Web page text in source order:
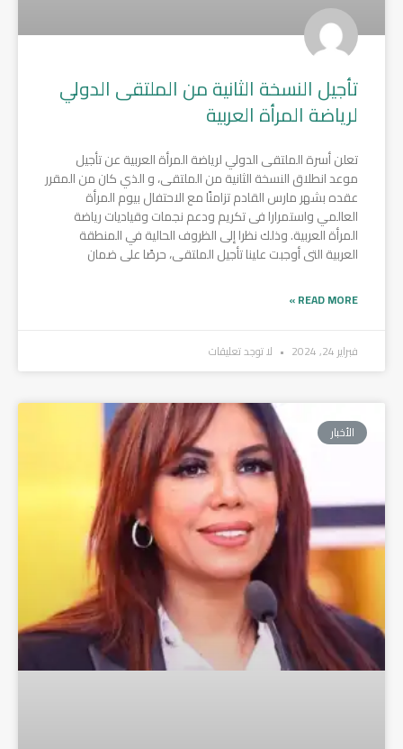
تأجيل النسخة الثانية من الملتقى الدولي
لرياضة المرأة العربية
تعلن أسرة الملتقى الدولي لرياضة المرأة العربية عن تأجيل
موعد انطلاق النسخة الثانية من الملتقى، و الذي كان من المقرر
عقده بشهر مارس القادم تزامنًا مع الاحتفال بيوم المرأة
العالمي واستمرارا فى تكريم ودعم نجمات وقياديات رياضة
المرأة العربية. وذلك نظرا إلى الظروف الحالية في المنطقة
العربية التى أوجبت علينا تأجيل الملتقى، حرصًا على ضمان
READ MORE »
فبراير 24, 2024 لا توجد تعليقات
الأخبار